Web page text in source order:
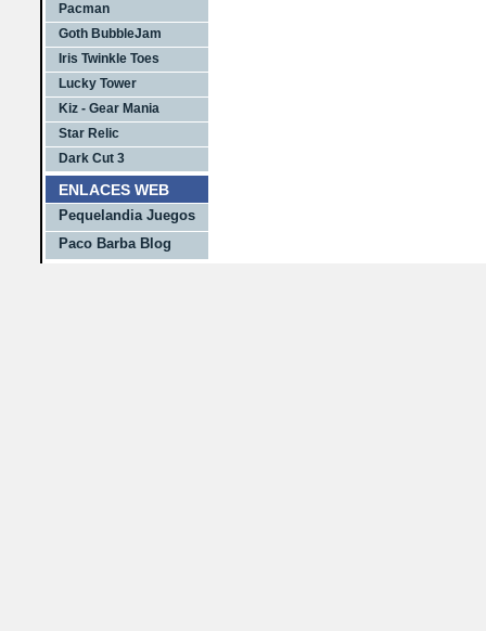
Pacman
Goth BubbleJam
Iris Twinkle Toes
Lucky Tower
Kiz - Gear Mania
Star Relic
Dark Cut 3
ENLACES WEB
Pequelandia Juegos
Paco Barba Blog